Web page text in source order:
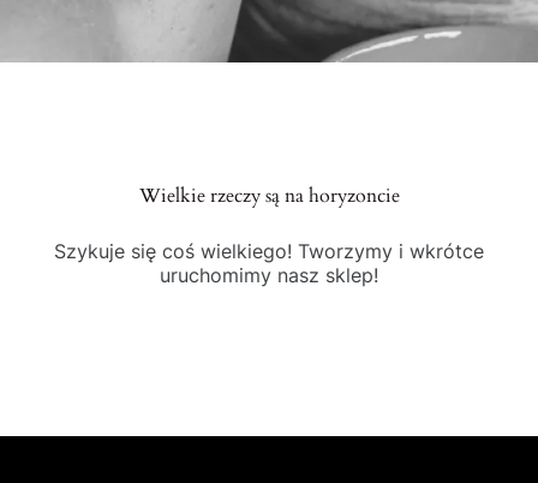
Wielkie rzeczy są na horyzoncie
Szykuje się coś wielkiego! Tworzymy i wkrótce
uruchomimy nasz sklep!